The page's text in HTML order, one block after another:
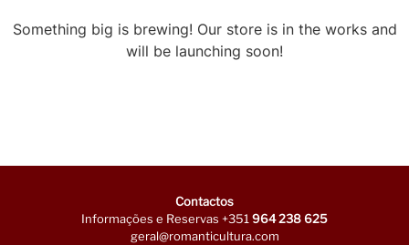
Something big is brewing! Our store is in the works and
will be launching soon!
Contactos
Informações e Reservas +351964 238 625
geral@romanticultura.com